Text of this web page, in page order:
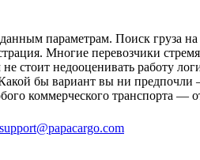
параметрам. Поиск груза на
Многие перевозчики
стоит недооценивать работу
бы вариант вы ни
коммерческого транспорта
support@papacargo.com